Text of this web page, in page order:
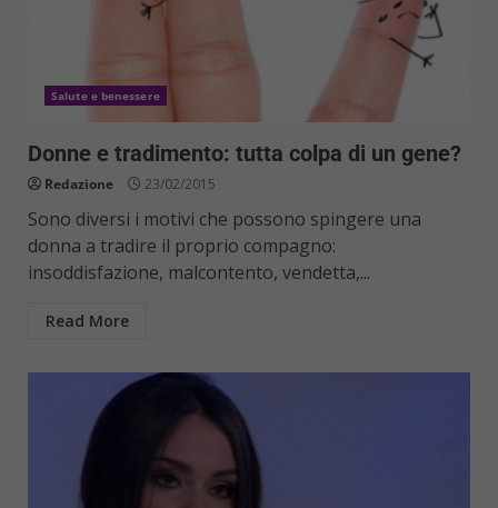
Salute e benessere
Donne e tradimento: tutta colpa di un gene?
Redazione 23/02/2015
Sono diversi i motivi che possono spingere una
donna a tradire il proprio compagno:
insoddisfazione, malcontento, vendetta,...
Read More